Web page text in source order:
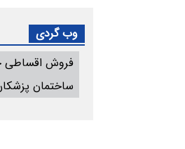
وب گردی
فروش اقساطی
ساختمان